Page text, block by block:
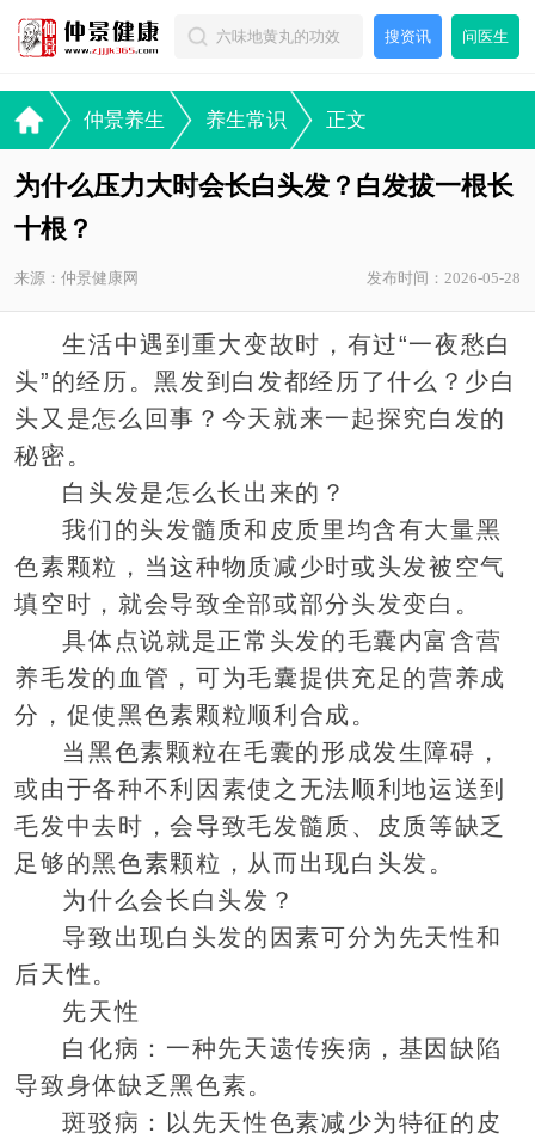
搜资讯 问医生
仲景养生 养生常识 正文
为什么压力大时会长白头发？白发拔一根长
十根？
来源：仲景健康网 发布时间：2026-05-28
生活中遇到重大变故时，有过“一夜愁白
头”的经历。黑发到白发都经历了什么？少白
头又是怎么回事？今天就来一起探究白发的
秘密。
白头发是怎么长出来的？
我们的头发髓质和皮质里均含有大量黑
色素颗粒，当这种物质减少时或头发被空气
填空时，就会导致全部或部分头发变白。
具体点说就是正常头发的毛囊内富含营
养毛发的血管，可为毛囊提供充足的营养成
分，促使黑色素颗粒顺利合成。
当黑色素颗粒在毛囊的形成发生障碍，
或由于各种不利因素使之无法顺利地运送到
毛发中去时，会导致毛发髓质、皮质等缺乏
足够的黑色素颗粒，从而出现白头发。
为什么会长白头发？
导致出现白头发的因素可分为先天性和
后天性。
先天性
白化病：一种先天遗传疾病，基因缺陷
导致身体缺乏黑色素。
斑驳病：以先天性色素减少为特征的皮